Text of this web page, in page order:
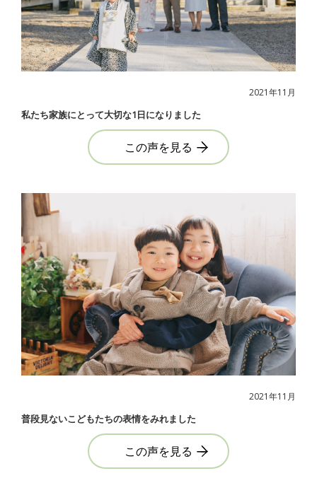
2021年11月
私たち家族にとって大切な1日になりました
この声を見る
2021年11月
普段見ないこどもたちの表情をみれました
この声を見る